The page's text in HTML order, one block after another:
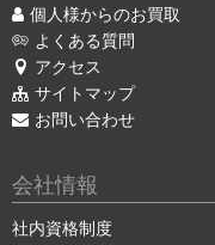
個人様からのお買取
よくある質問
アクセス
サイトマップ
お問い合わせ
会社情報
社内資格制度